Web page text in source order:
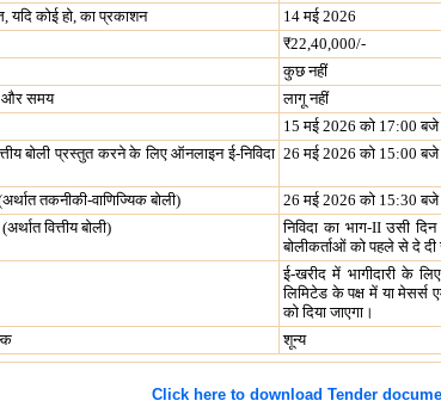
यदि कोई हो, का प्रकाशन
14 मई 2026
₹22,40,000/-
कुछ नहीं
और समय
लागू नहीं
15 मई 2026 को 17:00
बोली प्रस्तुत करने के लिए ऑनलाइन ई-निविदा 26 मई 2026 को 15:00
तकनीकी-वाणिज्यिक बोली)
26 मई 2026 को 15:30 बजे
वित्तीय बोली)
निविदा का भाग-II उसी
बोलीकर्ताओं को पहले से दे दी
ई-खरीद में भागीदारी के
लिमिटेड के पक्ष में या मेसर्स
को दिया जाएगा।
शून्य
Click here to download Tender